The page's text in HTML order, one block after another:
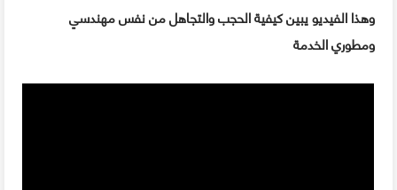
وهذا الفيديو يبين كيفية الحجب والتجاهل من نفس مهندسي
ومطوري الخدمة